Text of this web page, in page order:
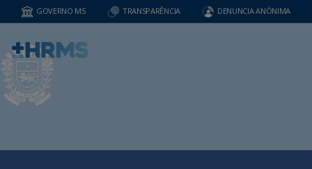
GOVERNO MS TRANSPARÊNCIA DENUNCIA ANÔNIMA